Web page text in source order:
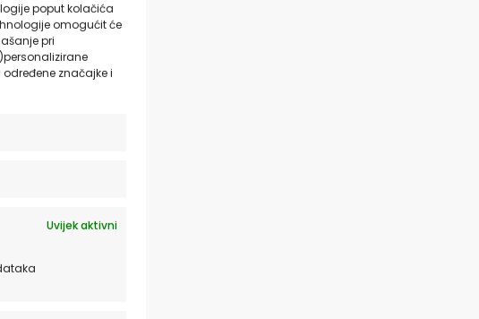
poput kolačića
omogućit će
pri
značajke i
Uvijek aktivni